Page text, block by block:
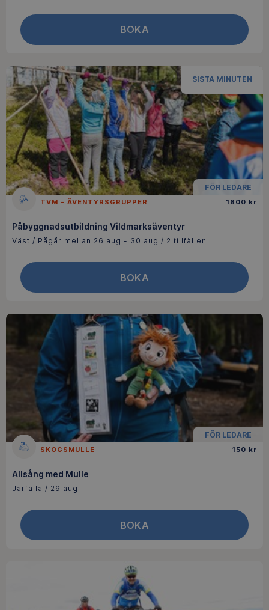
BOKA
SISTA MINUTEN
FÖR LEDARE
TVM - ÄVENTYRSGRUPPER 1600 kr
Påbyggnadsutbildning Vildmarksäventyr
Väst / Pågår mellan 26 aug - 30 aug / 2 tillfällen
BOKA
FÖR LEDARE
SKOGSMULLE 150 kr
Allsång med Mulle
Järfälla / 29 aug
BOKA